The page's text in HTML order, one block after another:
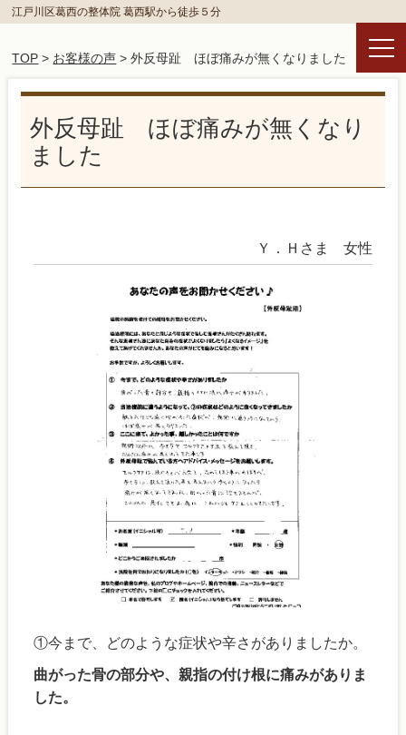
江戸川区葛西の整体院 葛西駅から徒歩５分
TOP > お客様の声 > 外反母趾 ほぼ痛みが無くなりました
外反母趾 ほぼ痛みが無くなり
ました
Ｙ．Ｈさま 女性
①今まで、どのような症状や辛さがありましたか。
曲がった骨の部分や、親指の付け根に痛みがありま
した。